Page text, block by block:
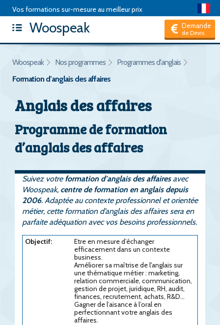
Vos formations sur-mesure au meilleur prix
Articles | Package de formation
|
Hors CPF, je suis un Particulier
Woospeak Demande
de Devis
Woospeak Nos programmes
Programmes d'anglais
Formation d’anglais des affaires
Anglais des affaires
Programme de formation
d’anglais des affaires
Suivez votre formation d’anglais des affairesavec
Woospeak, centre de formation en anglais depuis
2006. Adaptée au contexte professionnel et orientée
métier, cette formation d’anglais des affaires sera en
parfaite adéquation avec vos besoins professionnels.
Objectif:
Etre en mesure d’échanger
efficacement dans un contexte
business.
Améliorer sa maîtrise de l'anglais sur
une thématique métier : marketing,
relation commerciale, communication,
gestion de projet, juridique, RH, audit,
finances, recrutement, achats, R&D...
Gagner de l’aisance à l’oral en
perfectionnant votre anglais des
affaires.